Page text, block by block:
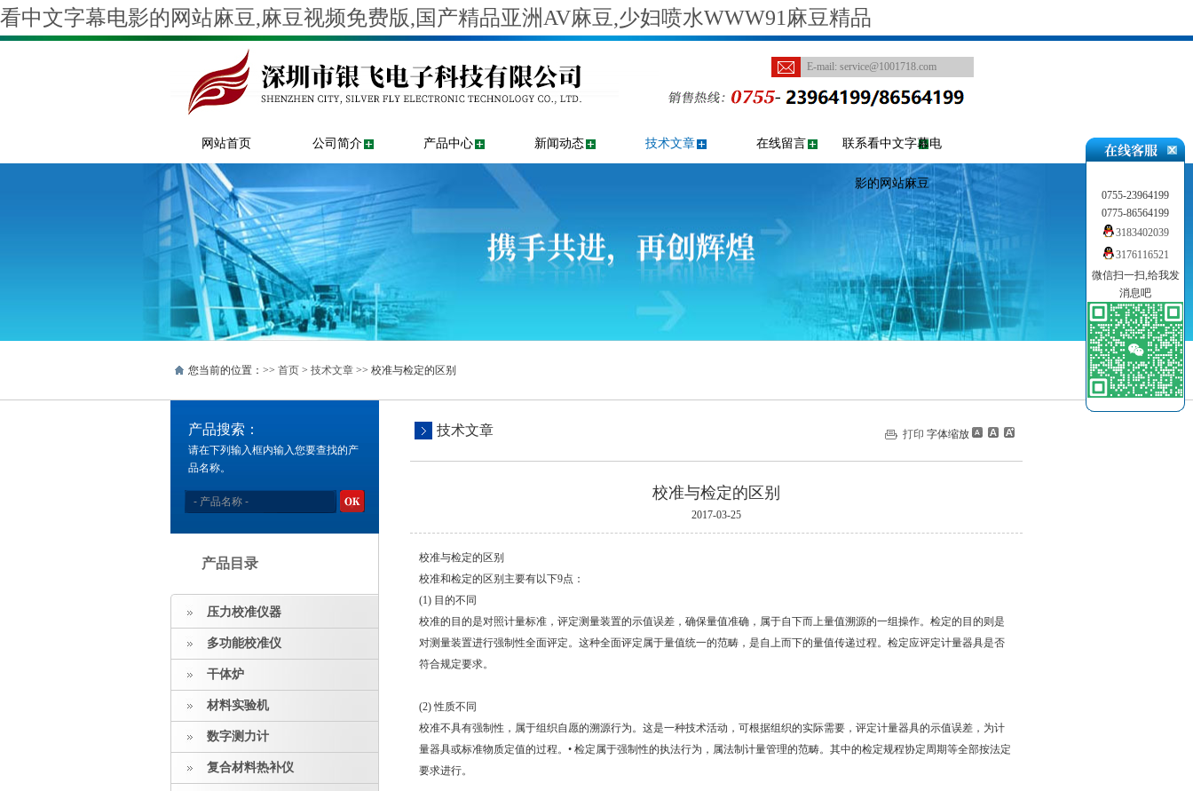
看中文字幕电影的网站麻豆,麻豆视频免费版,国产精品亚洲AV麻豆,少妇喷水WWW91麻豆精品
E-mail: service@1001718.com
网站首页 公司简介 产品中心 新闻动态 技术文章 在线留言 联系看中文字幕电
影的网站麻豆
您当前的位置：>> 首页 > 技术文章 >> 校准与检定的区别
产品搜索：
请在下列输入框内输入您要查找的产
品名称。
产品目录
压力校准仪器
多功能校准仪
干体炉
材料实验机
数字测力计
复合材料热补仪
技术文章 打印 字体缩放
校准与检定的区别
2017-03-25
校准与检定的区别
校准和检定的区别主要有以下9点：
(1) 目的不同
校准的目的是对照计量标准，评定测量装置的示值误差，确保量值准确，属于自下而上量值溯源的一组操作。检定的目的则是
对测量装置进行强制性全面评定。这种全面评定属于量值统一的范畴，是自上而下的量值传递过程。检定应评定计量器具是否
符合规定要求。
(2) 性质不同
校准不具有强制性，属于组织自愿的溯源行为。这是一种技术活动，可根据组织的实际需要，评定计量器具的示值误差，为计
量器具或标准物质定值的过程。• 检定属于强制性的执法行为，属法制计量管理的范畴。其中的检定规程协定周期等全部按法定
要求进行。
0755-23964199
0775-86564199
3183402039
3176116521
微信扫一扫,给我发
消息吧